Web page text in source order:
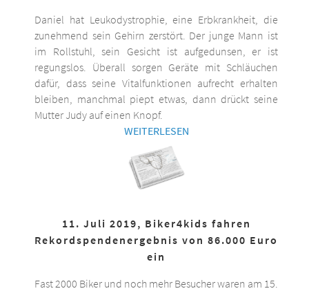
Daniel hat Leukodystrophie, eine Erbkrankheit, die
zunehmend sein Gehirn zerstört. Der junge Mann ist
im Rollstuhl, sein Gesicht ist aufgedunsen, er ist
regungslos. Überall sorgen Geräte mit Schläuchen
dafür, dass seine Vitalfunktionen aufrecht erhalten
bleiben, manchmal piept etwas, dann drückt seine
Mutter Judy auf einen Knopf.
WEITERLESEN
11. Juli 2019, Biker4kids fahren
Rekordspendenergebnis von 86.000 Euro
ein
Fast 2000 Biker und noch mehr Besucher waren am 15.